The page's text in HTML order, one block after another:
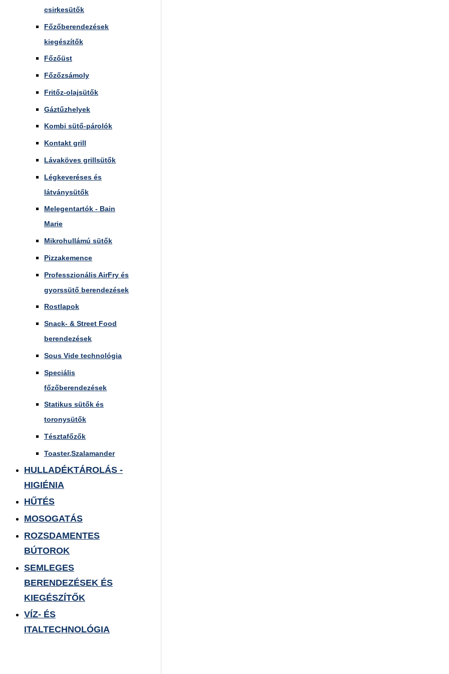
csirkesütők
Főzőberendezések
kiegészítők
Főzőüst
Főzőzsámoly
Fritőz-olajsütők
Gáztűzhelyek
Kombi sütő-párolók
Kontakt grill
Lávaköves grillsütők
Légkeveréses és
látványsütők
Melegentartók - Bain
Marie
Mikrohullámú sütők
Pizzakemence
Professzionális AirFry és
gyorssütő berendezések
Rostlapok
Snack- & Street Food
berendezések
Sous Vide technológia
Speciális
főzőberendezések
Statikus sütők és
toronysütők
Tésztafőzők
Toaster,Szalamander
HULLADÉKTÁROLÁS -
HIGIÉNIA
HŰTÉS
MOSOGATÁS
ROZSDAMENTES
BÚTOROK
SEMLEGES
BERENDEZÉSEK ÉS
KIEGÉSZÍTŐK
VÍZ- ÉS
ITALTECHNOLÓGIA